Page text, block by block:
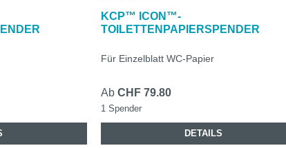
KCP™ ICON™-
TOILETTENPAPIERSPENDER
Für Einzelblatt WC-Papier
Ab CHF 79.80
1 Spender
DETAILS